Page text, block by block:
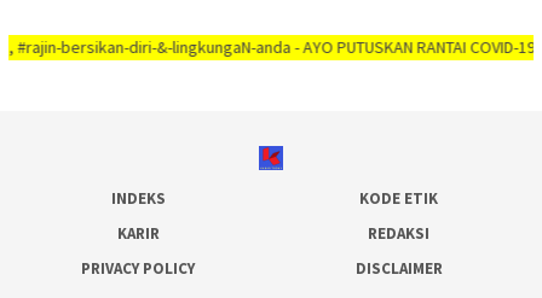
diri-&-lingkungaN-anda - AYO PUTUSKAN RANTAI COVID-19
INDEKS
KODE ETIK
KARIR
REDAKSI
PRIVACY POLICY
DISCLAIMER